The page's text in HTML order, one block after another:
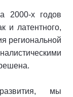
2000-х годов
и латентного,
региональной
мы